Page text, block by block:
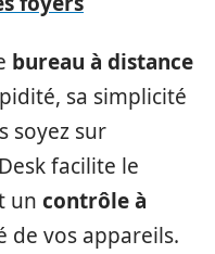
bureau à distance
sa simplicité
soyez sur
facilite le
un contrôle à
de vos appareils.